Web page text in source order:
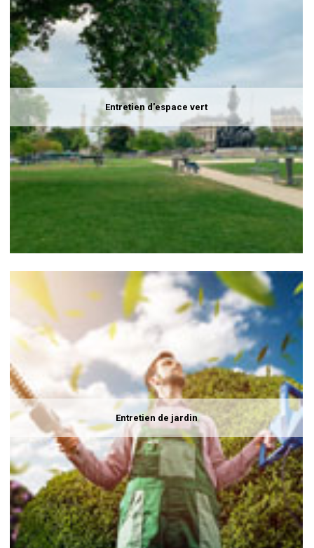
Entretien d'espace vert
Entretien de jardin